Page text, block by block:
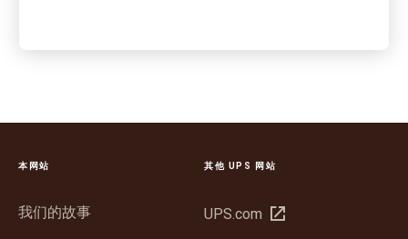
本网站
我们的故事
其他 UPS 网站
UPS.com 在